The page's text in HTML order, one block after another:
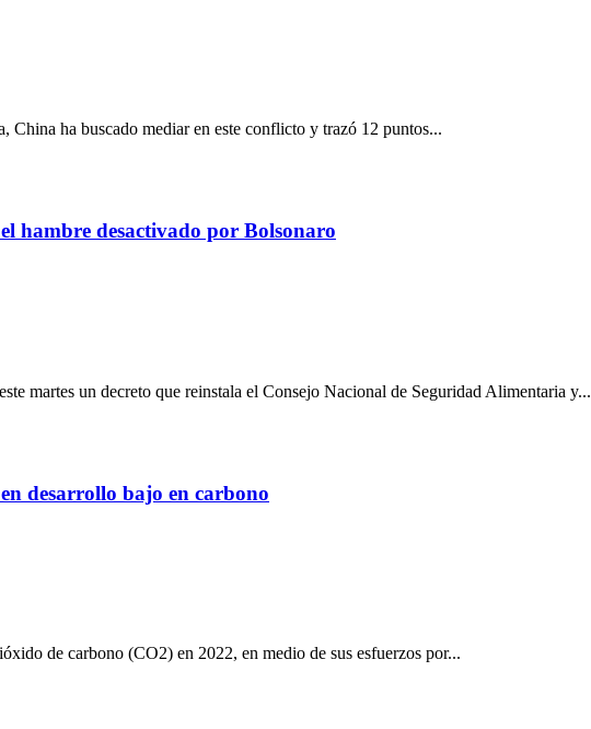
China ha buscado mediar en este conflicto y trazó 12 puntos...
hambre desactivado por Bolsonaro
martes un decreto que reinstala el Consejo Nacional de Seguridad Alimentaria y...
desarrollo bajo en carbono
de carbono (CO2) en 2022, en medio de sus esfuerzos por...